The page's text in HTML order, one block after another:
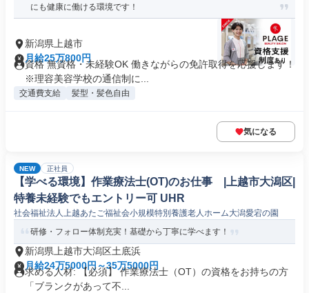
にも健康に働ける環境です！
新潟県上越市
月給25万800円
資格 無資格・未経験OK 働きながらの免許取得を応援します！
※理容美容学校の通信制に...
交通費支給 髪型・髪色自由
気になる
NEW 正社員
【学べる環境】作業療法士(OT)のお仕事 |上越市大潟区|
特養未経験でもエントリー可 UHR
社会福祉法人上越あたご福祉会小規模特別養護老人ホーム大潟愛宕の園
研修・フォロー体制充実！基礎から丁寧に学べます！
新潟県上越市大潟区土底浜
月給24万5000円～35万5000円
求める人材: 【必須】 作業療法士（OT）の資格をお持ちの方
「ブランクがあって不...